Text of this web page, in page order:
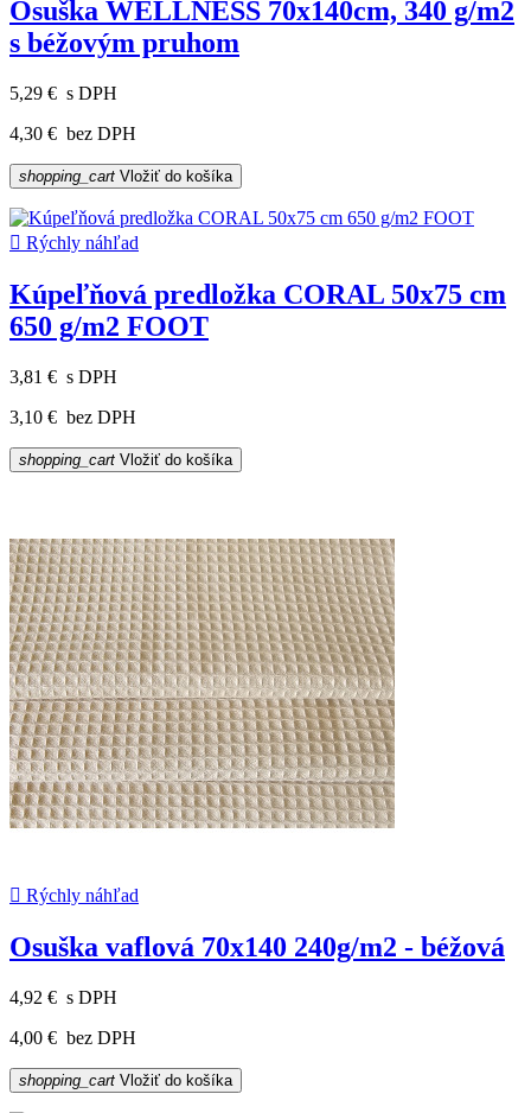
Osuška WELLNESS 70x140cm, 340 g/m2
s béžovým pruhom
5,29 € s DPH
4,30 € bez DPH
shopping_cart Vložiť do košíka
 Rýchly náhľad
Kúpeľňová predložka CORAL 50x75 cm
650 g/m2 FOOT
3,81 € s DPH
3,10 € bez DPH
shopping_cart Vložiť do košíka
 Rýchly náhľad
Osuška vaflová 70x140 240g/m2 - béžová
4,92 € s DPH
4,00 € bez DPH
shopping_cart Vložiť do košíka